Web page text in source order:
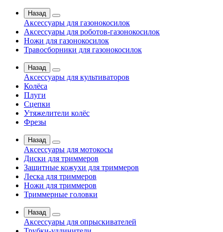
Назад
Аксессуары для газонокосилок
Аксессуары для роботов-газонокосилок
Ножи для газонокосилок
Травосборники для газонокосилок
Назад
Аксессуары для культиваторов
Колёса
Плуги
Сцепки
Утяжелители колёс
Фрезы
Назад
Аксессуары для мотокосы
Диски для триммеров
Защитные кожухи для триммеров
Леска для триммеров
Ножи для триммеров
Триммерные головки
Назад
Аксессуары для опрыскивателей